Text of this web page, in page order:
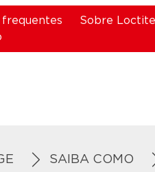
frequentes Sobre Loctite
SAIBA COMO